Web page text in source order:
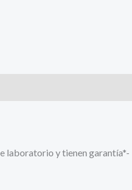
laboratorio y tienen garantía*-